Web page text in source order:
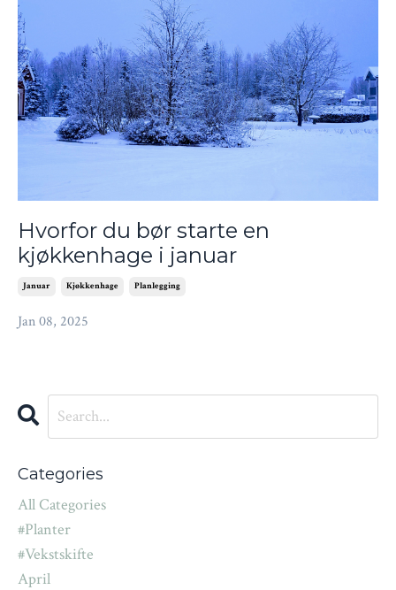
Hvorfor du bør starte en
kjøkkenhage i januar
Januar Kjøkkenhage Planlegging
Jan 08, 2025
Categories
All Categories
#planter
#vekstskifte
April